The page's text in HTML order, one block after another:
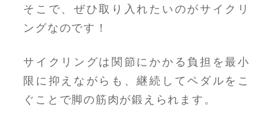
そこで、ぜひ取り入れたいのがサイクリ
ングなのです！
サイクリングは関節にかかる負担を最小
限に抑えながらも、継続してペダルをこ
ぐことで脚の筋肉が鍛えられます。